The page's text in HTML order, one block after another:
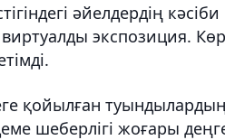
әйелдердің
экспозиция.
қойылған
шеберлігі жоғары